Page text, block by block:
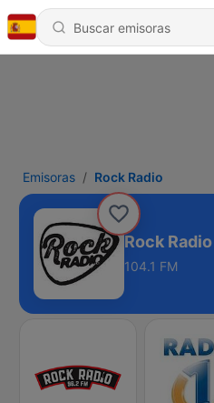
Emisoras Rock Radio
Rock Radio
104.1 FM